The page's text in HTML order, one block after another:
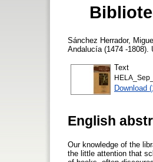
Sánchez Herrador,
Andalucía (1474 -1808).
Text
Download
English
Our knowledge of the
the little attention that